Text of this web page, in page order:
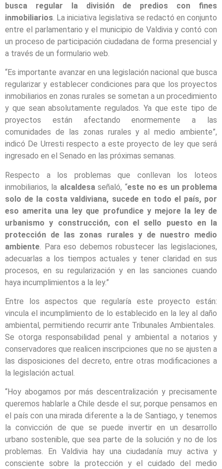
busca regular la división de predios con fines
inmobiliarios. La iniciativa legislativa se redactó en conjunto
entre el parlamentario y el municipio de Valdivia y contó con
un proceso de participación ciudadana de forma presencial y
a través de un formulario web.
“Es importante avanzar en una legislación nacional que busca
regularizar y establecer condiciones para que los proyectos
inmobiliarios en zonas rurales se sometan a un procedimiento
y que sean absolutamente regulados. Ya que este tipo de
proyectos están afectando enormemente a las
comunidades de las zonas rurales y al medio ambiente”,
indicó De Urresti respecto a este proyecto de ley que será
ingresado en el Senado en las próximas semanas.
Respecto a los problemas que conllevan los loteos
inmobiliarios, la alcaldesaseñaló, “este no es un problema
solo de la costa valdiviana, sucede en todo el país, por
eso amerita una ley que profundice y mejore la ley de
urbanismo y construcción, con el sello puesto en la
protección de las zonas rurales y de nuestro medio
ambiente . Para eso debemos robustecer las legislaciones,
adecuarlas a los tiempos actuales y tener claridad en sus
procesos, en su regularización y en las sanciones cuando
haya incumplimientos a la ley.”
Entre los aspectos que regularía este proyecto están:
vincula el incumplimiento de lo establecido en la ley al daño
ambiental, permitiendo recurrir ante Tribunales Ambientales.
Se otorga responsabilidad penal y ambiental a notarios y
conservadores que realicen inscripciones que no se ajusten a
las disposiciones del decreto, entre otras modificaciones a
la legislación actual.
“Hoy abogamos por más descentralización y precisamente
queremos hablarle a Chile desde el sur, porque pensamos en
el país con una mirada diferente a la de Santiago, y tenemos
la convicción de que se puede invertir en un desarrollo
urbano sostenible, que sea parte de la solución y no de los
problemas. En Valdivia hay una ciudadanía muy activa y
consciente sobre la protección y el cuidado del medio